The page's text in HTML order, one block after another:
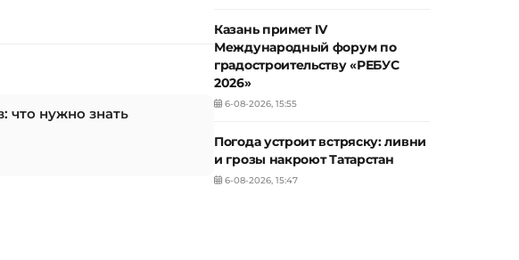
что нужно знать
Казань примет IV
Международный форум по
градостроительству «РЕБУС
2026»
6-08-2026, 15:55
Погода устроит встряску: ливни
и грозы накроют Татарстан
6-08-2026, 15:47